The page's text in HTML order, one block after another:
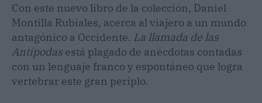
Con este nuevo libro de la colección, Daniel
Montilla Rubiales, acerca al viajero a un mundo
antagónico a Occidente. La llamada de las
Antípodasestá plagado de anécdotas contadas
con un lenguaje franco y espontáneo que logra
vertebrar este gran periplo.